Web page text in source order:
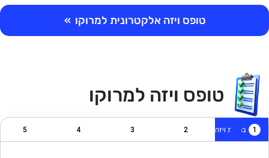
טופס ויזה אלקטרונית למרוקו »
טופס ויזה למרוקו
1 בחירת ויזה 2
3
4
5